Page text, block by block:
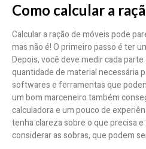
Como calcular a
Calcular a ração de móveis pode
mas não é! O primeiro passo é ter
Depois, você deve medir cada
quantidade de material necessária
softwares e ferramentas que
um bom marceneiro também
calculadora e um pouco de
tenha clareza sobre o que precisa
considerar as sobras, que podem